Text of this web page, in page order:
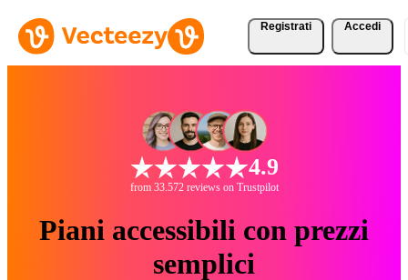
Registrati Accedi
4.9
from 33.572 reviews on Trustpilot
Piani accessibili con prezzi
semplici